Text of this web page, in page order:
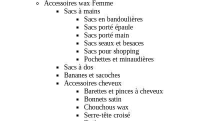
Accessoires wax Femme
Sacs à mains
Sacs en bandoulières
Sacs porté épaule
Sacs porté main
Sacs seaux et besaces
Sacs pour shopping
Pochettes et minaudières
Sacs à dos
Bananes et sacoches
Accessoires cheveux
Barettes et pinces à cheveux
Bonnets satin
Chouchous wax
Serre-tête croisé